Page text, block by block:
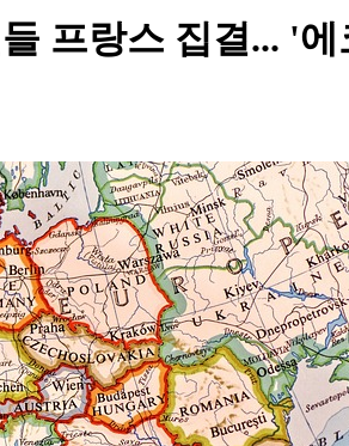
프랑스 집결... '에